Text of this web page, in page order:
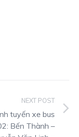
NEXT POST
tuyến xe bus
Bến Thành –